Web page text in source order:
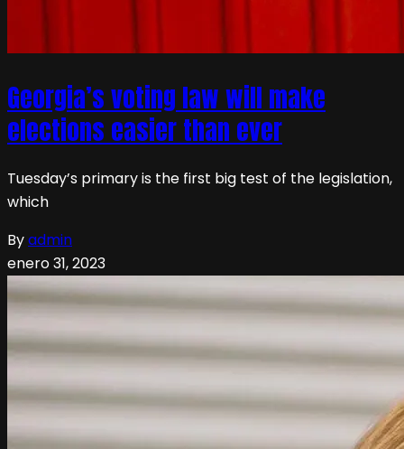
Georgia’s voting law will make
elections easier than ever
Tuesday’s primary is the first big test of the legislation,
which
Byadmin
enero 31, 2023